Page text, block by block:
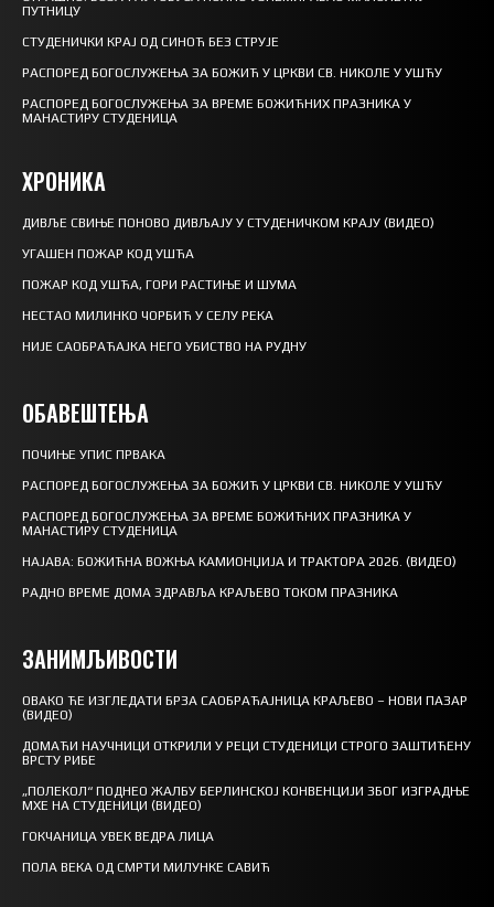
ПУТНИЦУ
СТУДЕНИЧКИ КРАЈ ОД СИНОЋ БЕЗ СТРУЈЕ
РАСПОРЕД БОГОСЛУЖЕЊА ЗА БОЖИЋ У ЦРКВИ СВ. НИКОЛЕ У УШЋУ
РАСПОРЕД БОГОСЛУЖЕЊА ЗА ВРЕМЕ БОЖИЋНИХ ПРАЗНИКА У
МАНАСТИРУ СТУДЕНИЦА
ХРОНИКА
ДИВЉЕ СВИЊЕ ПОНОВО ДИВЉАЈУ У СТУДЕНИЧКОМ КРАЈУ (ВИДЕО)
УГАШЕН ПОЖАР КОД УШЋА
ПОЖАР КОД УШЋА, ГОРИ РАСТИЊЕ И ШУМА
НЕСТАО МИЛИНКО ЧОРБИЋ У СЕЛУ РЕКА
НИЈЕ САОБРАЋАЈКА НЕГО УБИСТВО НА РУДНУ
ОБАВЕШТЕЊА
ПОЧИЊЕ УПИС ПРВАКА
РАСПОРЕД БОГОСЛУЖЕЊА ЗА БОЖИЋ У ЦРКВИ СВ. НИКОЛЕ У УШЋУ
РАСПОРЕД БОГОСЛУЖЕЊА ЗА ВРЕМЕ БОЖИЋНИХ ПРАЗНИКА У
МАНАСТИРУ СТУДЕНИЦА
НАЈАВА: БОЖИЋНА ВОЖЊА КАМИОНЏИЈА И ТРАКТОРА 2026. (ВИДЕО)
РАДНО ВРЕМЕ ДОМА ЗДРАВЉА КРАЉЕВО ТОКОМ ПРАЗНИКА
ЗАНИМЉИВОСТИ
ОВАКО ЋЕ ИЗГЛЕДАТИ БРЗА САОБРАЋАЈНИЦА КРАЉЕВО – НОВИ ПАЗАР
(ВИДЕО)
ДОМАЋИ НАУЧНИЦИ ОТКРИЛИ У РЕЦИ СТУДЕНИЦИ СТРОГО ЗАШТИЋЕНУ
ВРСТУ РИБЕ
„ПОЛЕКОЛ“ ПОДНЕО ЖАЛБУ БЕРЛИНСКОЈ КОНВЕНЦИЈИ ЗБОГ ИЗГРАДЊЕ
МХЕ НА СТУДЕНИЦИ (ВИДЕО)
ГОКЧАНИЦА УВЕК ВЕДРА ЛИЦА
ПОЛА ВЕКА ОД СМРТИ МИЛУНКЕ САВИЋ